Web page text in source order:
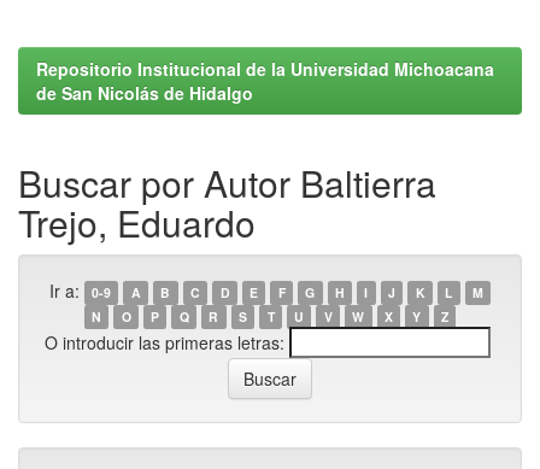
Repositorio Institucional de la Universidad Michoacana
de San Nicolás de Hidalgo
Buscar por Autor Baltierra
Trejo, Eduardo
Ir a: 0-9 A B C D E F G H I J K L
M
N
O P Q R S T U V W X Y Z
O introducir las primeras letras: